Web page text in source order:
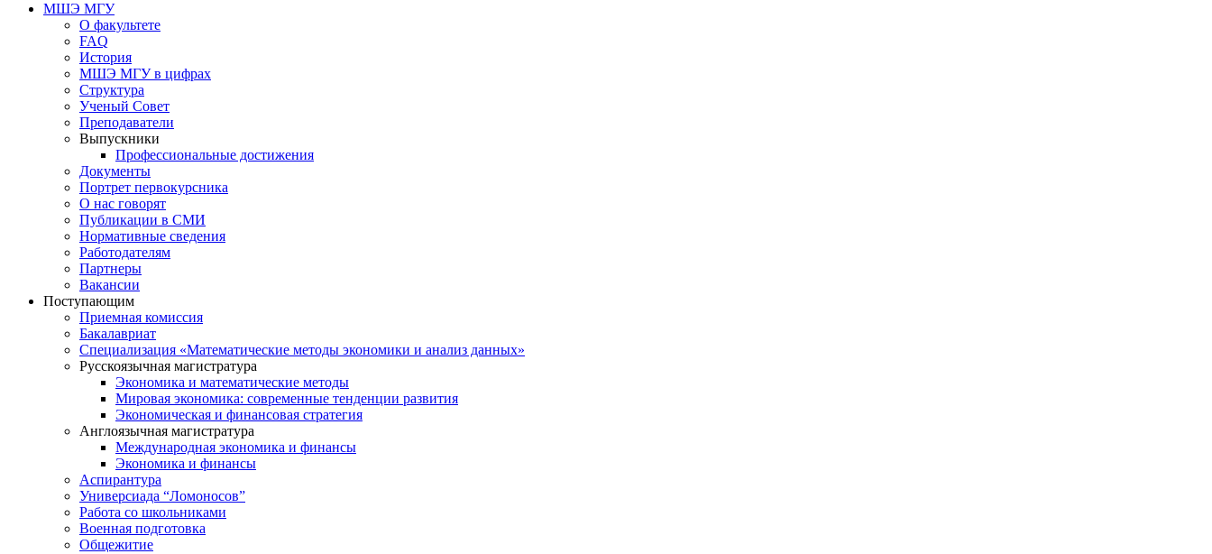
МШЭ МГУ
О факультете
FAQ
История
МШЭ МГУ в цифрах
Структура
Ученый Совет
Преподаватели
Выпускники
Профессиональные достижения
Документы
Портрет первокурсника
О нас говорят
Публикации в СМИ
Нормативные сведения
Работодателям
Партнеры
Вакансии
Поступающим
Приемная комиссия
Бакалавриат
Специализация «Математические методы экономики и анализ данных»
Русскоязычная магистратура
Экономика и математические методы
Мировая экономика: современные тенденции развития
Экономическая и финансовая стратегия
Англоязычная магистратура
Международная экономика и финансы
Экономика и финансы
Аспирантура
Универсиада “Ломоносов”
Работа со школьниками
Военная подготовка
Общежитие